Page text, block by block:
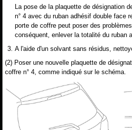
La pose de la plaquette de désignation
n° 4 avec du ruban adhésif double face
porte de coffre peut poser des
conséquent, enlever la totalité du ruban
A l'aide d'un solvant sans résidus,
(2) Poser une nouvelle plaquette de
coffre n° 4, comme indiqué sur le schéma.